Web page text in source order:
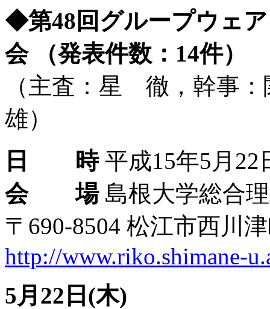
◆第48回グループウェ
会 （発表件数：14件）
（主査：星 徹，幹事
雄）
日 時平成15年5月22
会 場島根大学総合
〒690-8504 松江市西川
http://www.riko.shimane-
5月22日(木)